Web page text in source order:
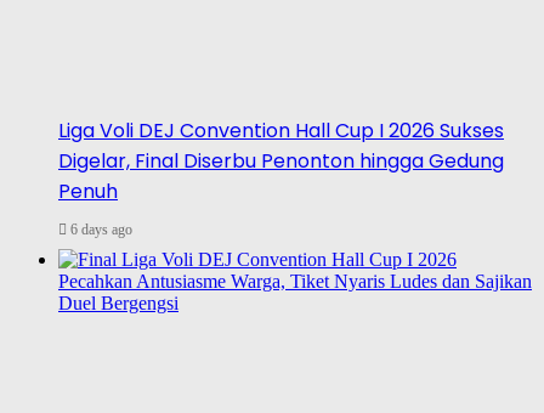
Liga Voli DEJ Convention Hall Cup I 2026 Sukses
Digelar, Final Diserbu Penonton hingga Gedung
Penuh
6 days ago